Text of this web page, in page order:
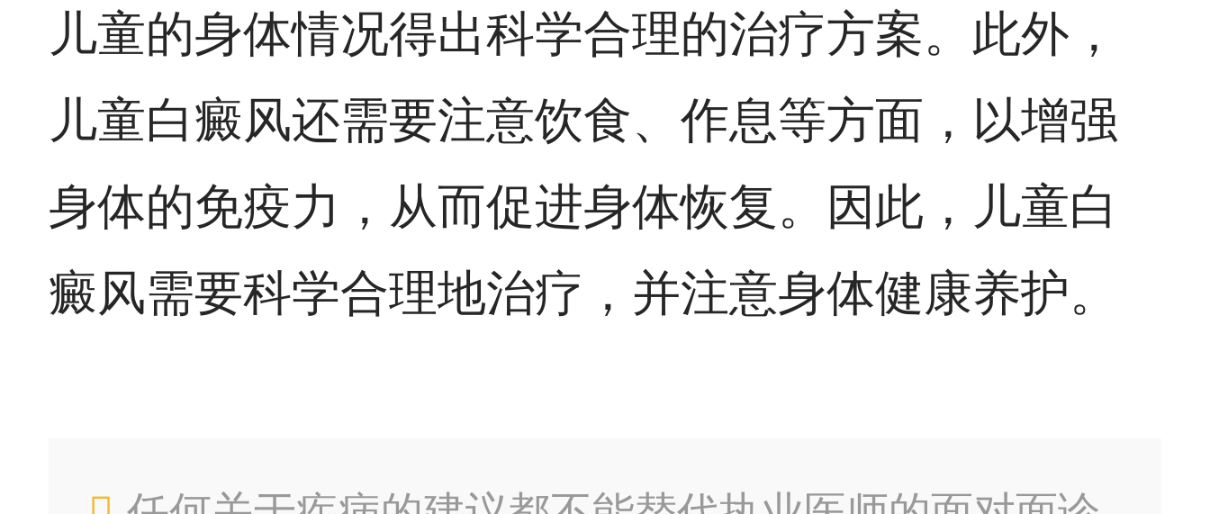
儿童的身体情况得出科学合理的治疗方案。此外，
儿童白癜风还需要注意饮食、作息等方面，以增强
身体的免疫力，从而促进身体恢复。因此，儿童白
癜风需要科学合理地治疗，并注意身体健康养护。